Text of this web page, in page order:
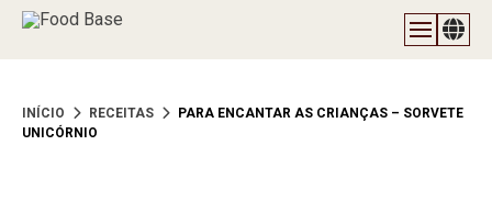
INÍCIO RECEITAS
PARA ENCANTAR AS CRIANÇAS – SORVETE
UNICÓRNIO